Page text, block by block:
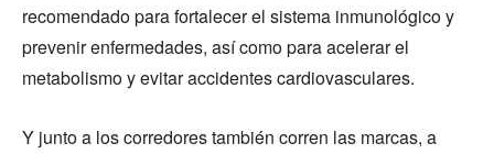
recomendado para fortalecer el sistema inmunológico y
prevenir enfermedades, así como para acelerar el
metabolismo y evitar accidentes cardiovasculares.
Y junto a los corredores también corren las marcas, a